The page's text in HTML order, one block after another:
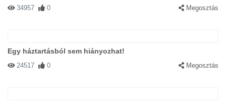
34957 0 Megosztás
Egy háztartásból sem hiányozhat!
24517 0 Megosztás